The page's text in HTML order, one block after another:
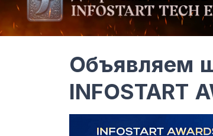
Объявляем
INFOSTART